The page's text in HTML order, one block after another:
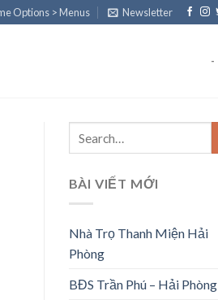
Options > Menus Newsletter
-
BÀI VIẾT MỚI
Nhà Trọ Thanh Miện Hải
Phòng
BĐS Trần Phú – Hải Phòng